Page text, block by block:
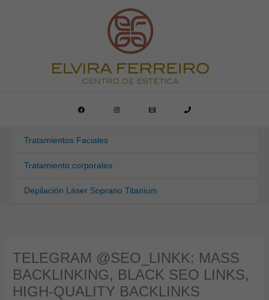
Tratamientos Faciales
Tratamiento corporales
Depilación Láser Soprano Titanium
TELEGRAM @SEO_LINKK: MASS
BACKLINKING, BLACK SEO LINKS,
HIGH-QUALITY BACKLINKS